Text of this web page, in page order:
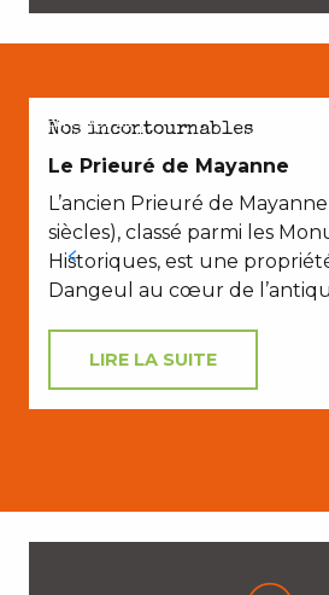
EN COUPLE
Nos incontournables
Le Prieuré de Mayanne
L’ancien Prieuré de Mayanne
siècles), classé parmi les
Historiques, est une
Dangeul au cœur de
LIRE LA SUITE